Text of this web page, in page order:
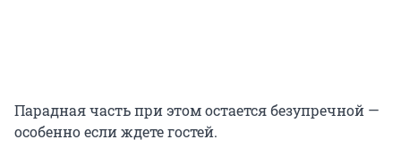
Парадная часть при этом остается безупречной —
особенно если ждете гостей.